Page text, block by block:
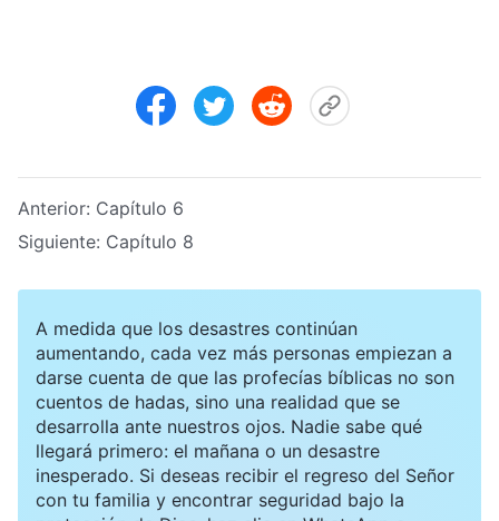
Anterior: Capítulo 6
Siguiente: Capítulo 8
A medida que los desastres continúan
aumentando, cada vez más personas empiezan a
darse cuenta de que las profecías bíblicas no son
cuentos de hadas, sino una realidad que se
desarrolla ante nuestros ojos. Nadie sabe qué
llegará primero: el mañana o un desastre
inesperado. Si deseas recibir el regreso del Señor
con tu familia y encontrar seguridad bajo la